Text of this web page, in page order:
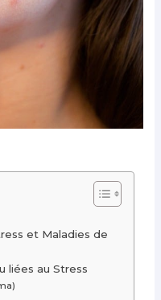
et Maladies de
liées au Stress